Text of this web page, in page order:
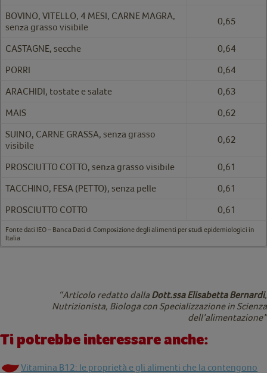
BOVINO, VITELLO, 4 MESI, CARNE MAGRA,
senza grasso visibile
0,65
CASTAGNE, secche
0,64
PORRI
0,64
ARACHIDI, tostate e salate
0,63
MAIS
0,62
SUINO, CARNE GRASSA, senza grasso
visibile
0,62
PROSCIUTTO COTTO, senza grasso visibile
0,61
TACCHINO, FESA (PETTO), senza pelle
0,61
PROSCIUTTO COTTO
0,61
Fonte dati IEO – Banca Dati di Composizione degli alimenti per studi epidemiologici in
Italia
“Articolo redatto dalla Dott.ssa Elisabetta Bernardi,
Nutrizionista, Biologa con Specializzazione in Scienza
dell’alimentazione”
Ti potrebbe interessare anche:
Vitamina B12: le proprietà e gli alimenti che la contengono